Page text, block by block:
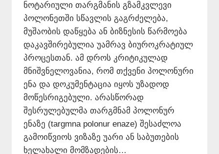
ნოტარიული თარგმანის გზამკვლევი
პოლონეთში სწავლის გაგრძელება,
მუშაობის დაწყება ან ბიზნესის წარმოება
დაკავშირებულია უამრავ ბიუროკრატიულ
პროცესთან. ამ დროს კრიტიკულად
მნიშვნელოვანია, რომ თქვენი პოლონური
ენა და დოკუმენტაცია იყოს უზადოდ
მოწესრიგებული. არასწორად
შესრულებულმა თარგმნამ პოლონურ
ენაზე (targmna polonur enaze) შესაძლოა
გამოიწვიოს ვიზაზე უარი ან საბუთების
ხელახალი მომზადების…